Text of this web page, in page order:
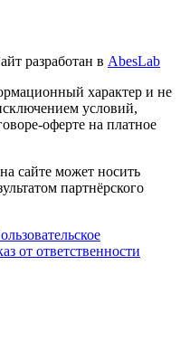
разработан в AbesLab
характер и не
условий,
оферте на платное
сайте может носить
партнёрского
от ответственности